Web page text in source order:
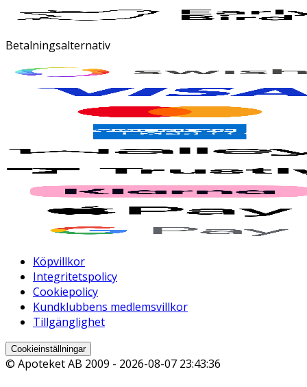
Betalningsalternativ
Köpvillkor
Integritetspolicy
Cookiepolicy
Kundklubbens medlemsvillkor
Tillgänglighet
Cookieinställningar
© Apoteket AB 2009 - 2026-08-07 23:43:36